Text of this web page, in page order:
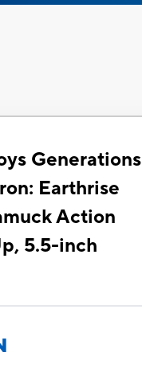
Generations
Earthrise
Action
5.5-inch